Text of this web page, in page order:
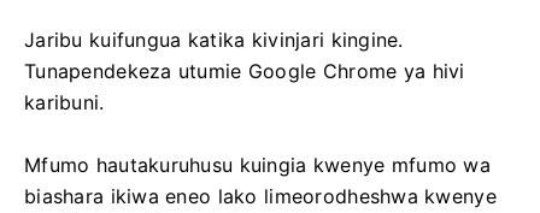
Jaribu kuifungua katika kivinjari kingine.
Tunapendekeza utumie Google Chrome ya hivi
karibuni.
Mfumo hautakuruhusu kuingia kwenye mfumo wa
biashara ikiwa eneo lako limeorodheshwa kwenye